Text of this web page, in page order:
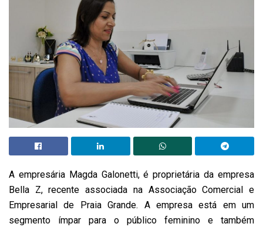
A empresária Magda Galonetti, é proprietária da empresa
Bella Z, recente associada na Associação Comercial e
Empresarial de Praia Grande. A empresa está em um
segmento ímpar para o público feminino e também